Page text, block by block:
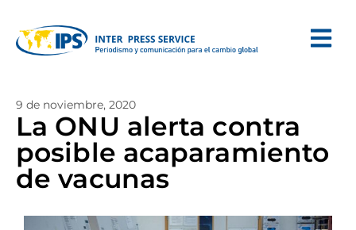
9 de noviembre, 2020
La ONU alerta contra
posible acaparamiento
de vacunas